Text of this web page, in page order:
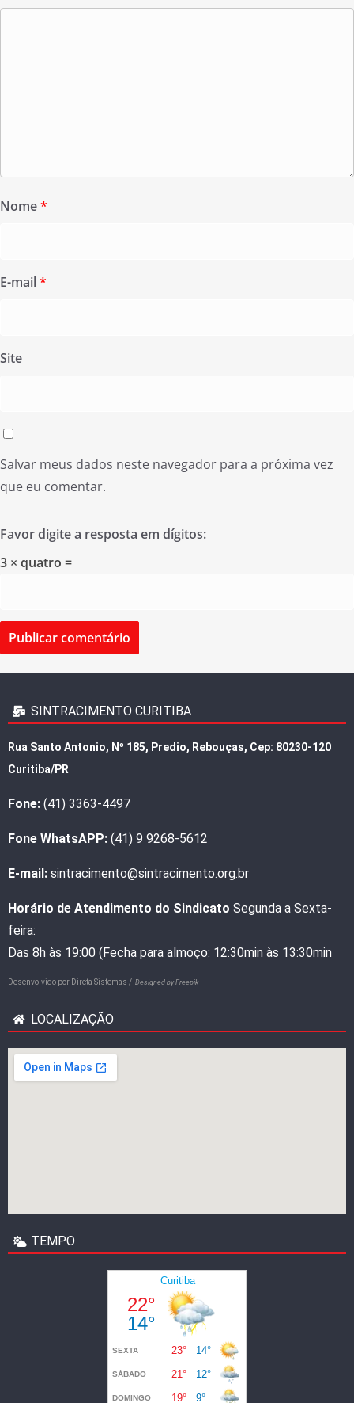
Nome*
E-mail*
Site
Salvar meus dados neste navegador para a próxima vez
que eu comentar.
Favor digite a resposta em dígitos:
3 × quatro =
SINTRACIMENTO CURITIBA
Rua Santo Antonio, Nº 185, Predio, Rebouças, Cep: 80230-120
Curitiba/PR
Fone: (41) 3363-4497
Fone WhatsAPP: (41) 9 9268-5612
E-mail: sintracimento@sintracimento.org.br
Horário de Atendimento do Sindicato Segunda a Sexta-
feira:
Das 8h às 19:00 (Fecha para almoço: 12:30min às 13:30min
Desenvolvido por Direta Sistemas / Designed by Freepik
LOCALIZAÇÃO
TEMPO